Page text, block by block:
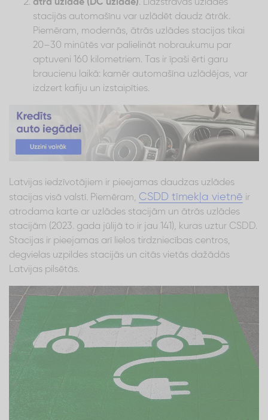
ātrā uzlāde (DC uzlāde). Līdzstrāvas uzlādes
stacijās automašīnu var uzlādēt daudz ātrāk.
Piemēram, modernās, ātrās uzlādes stacijas tikai
20–30 minūtēs var palielināt nobraukumu par
aptuveni 160 kilometriem. Tas ir īpaši ērti garu
braucienu laikā: kamēr automašīna uzlādējas, var
izdzert kafiju un izstaipīties.
Latvijas iedzīvotājiem ir pieejamas daudzas uzlādes
stacijas visā valstī. Piemēram, CSDD tīmekļa vietnē ir
atrodama karte ar uzlādes stacijām un ātrās uzlādes
stacijām (2023. gada jūlijā to ir jau 141), kuras uztur CSDD.
Stacijas ir pieejamas arī lielos tirdzniecības centros,
degvielas uzpildes stacijās un citās vietās dažādās
Latvijas pilsētās.